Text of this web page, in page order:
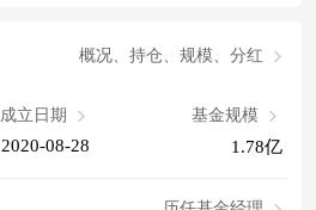
概况、持仓、规模、分红
成立日期
2020-08-28
基金规模
1.78亿